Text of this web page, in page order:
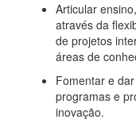
Articular
através da
de projetos
áreas de
Fomentar e
programas e
inovação.